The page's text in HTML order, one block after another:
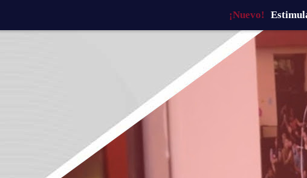
¡Nuevo!
¿QUÉ